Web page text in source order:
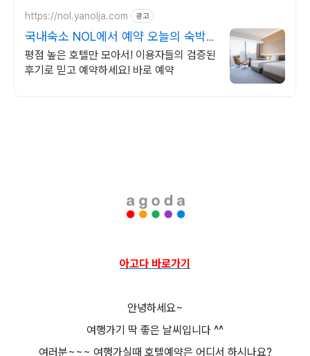
https://nol.yanolja.com 광고
국내숙소 NOL에서 예약 오늘의 숙박
핫딜!
평점 높은 호텔만 모아서! 이용자들의 검증된
후기로 믿고 예약하세요! 바로 예약
아고다 바로가기
안녕하세요~
여행가기 딱 좋은 날씨입니다 ^^
여러분~~~ 여행가실때 호텔예약은 어디서 하시나요?